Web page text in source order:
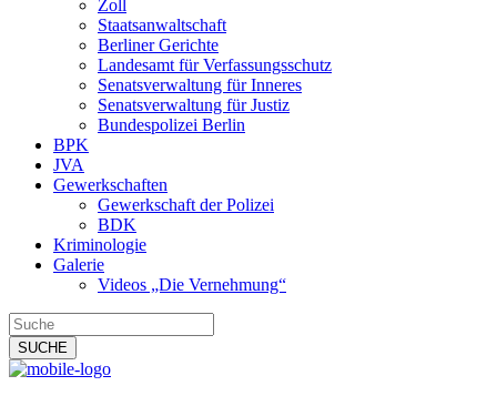
Zoll
Staatsanwaltschaft
Berliner Gerichte
Landesamt für Verfassungsschutz
Senatsverwaltung für Inneres
Senatsverwaltung für Justiz
Bundespolizei Berlin
BPK
JVA
Gewerkschaften
Gewerkschaft der Polizei
BDK
Kriminologie
Galerie
Videos „Die Vernehmung“